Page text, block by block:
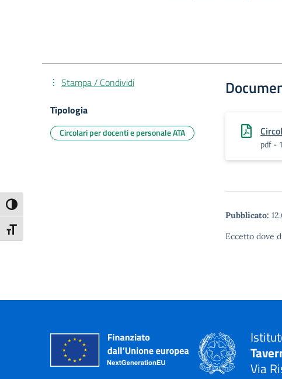
Attiva/disattiva alto contrasto
Attiva/disattiva dimensione testo
pdf -
Pubblicato:
Eccetto dove
Stampa / Condividi
Tipologia
Circolari per docenti e personale ATA
Via